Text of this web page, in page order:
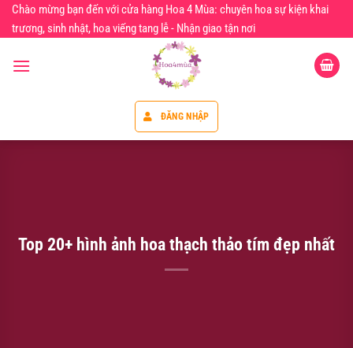
Chuyển
đến
dung
Chào mừng bạn đến với cửa hàng Hoa 4 Mùa: chuyên hoa sự kiện khai
trương, sinh nhật, hoa viếng tang lễ - Nhận giao tận nơi
ĐĂNG NHẬP
Top 20+ hình ảnh hoa thạch thảo tím đẹp nhất